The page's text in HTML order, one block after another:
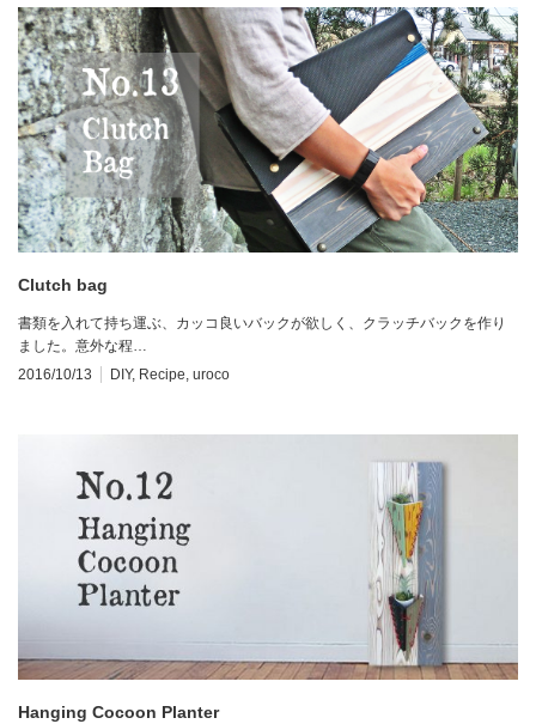
Clutch bag
書類を入れて持ち運ぶ、カッコ良いバックが欲しく、クラッチバックを作り
ました。意外な程…
2016/10/13
DIY, Recipe, uroco
Hanging Cocoon Planter